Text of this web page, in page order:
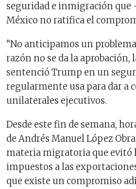
seguridad e inmigración que
México no ratifica el
“No anticipamos un
razón no se da la aprobación,
sentenció Trump en un
regularmente usa para dar a
unilaterales ejecutivos.
Desde este fin de semana,
de Andrés Manuel López
materia migratoria que
impuestos a las
que existe un compromiso